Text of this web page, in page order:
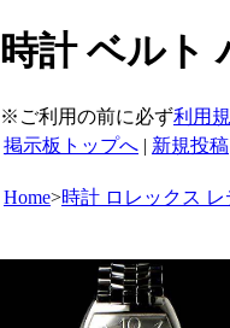
時計 ベルト
※ご利用の前に必ず利用
掲示板トップへ | 新規投稿
Home>時計 ロレックス レ